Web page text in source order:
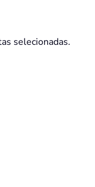
selecionadas.